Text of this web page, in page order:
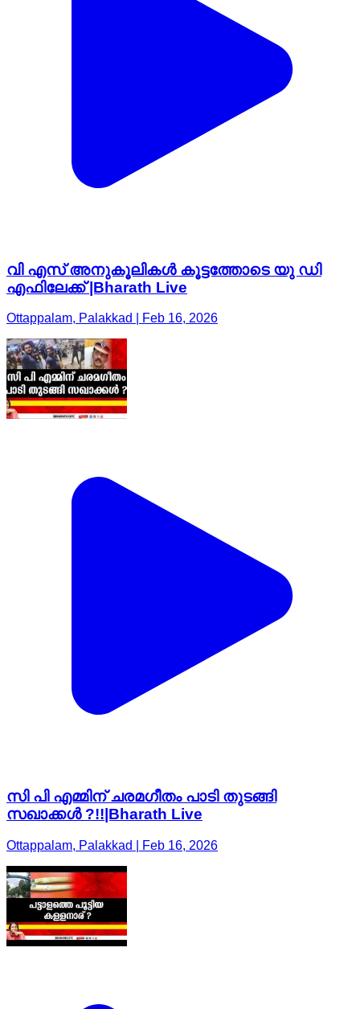
വി എസ് അനുകൂലികൾ കൂട്ടത്തോടെ യു ഡി
എഫിലേക്ക് |Bharath Live
Ottappalam, Palakkad | Feb 16, 2026
സി പി എമ്മിന് ചരമഗീതം പാടി തുടങ്ങി
സഖാക്കൾ ?!!|Bharath Live
Ottappalam, Palakkad | Feb 16, 2026